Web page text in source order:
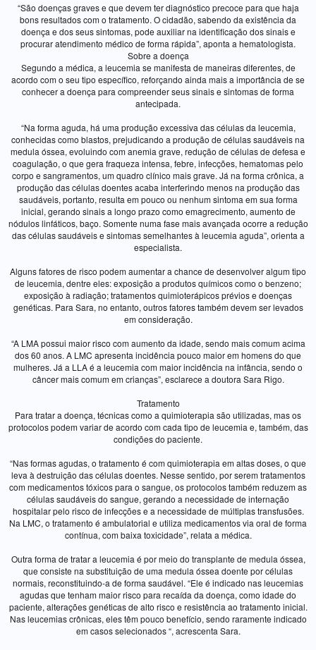
“São doenças graves e que devem ter diagnóstico precoce para que haja
bons resultados com o tratamento. O cidadão, sabendo da existência da
doença e dos seus sintomas, pode auxiliar na identificação dos sinais e
procurar atendimento médico de forma rápida”, aponta a hematologista.
Sobre a doença
Segundo a médica, a leucemia se manifesta de maneiras diferentes, de
acordo com o seu tipo específico, reforçando ainda mais a importância de se
conhecer a doença para compreender seus sinais e sintomas de forma
antecipada.
“Na forma aguda, há uma produção excessiva das células da leucemia,
conhecidas como blastos, prejudicando a produção de células saudáveis na
medula óssea, evoluindo com anemia grave, redução de células de defesa e
coagulação, o que gera fraqueza intensa, febre, infecções, hematomas pelo
corpo e sangramentos, um quadro clínico mais grave. Já na forma crônica, a
produção das células doentes acaba interferindo menos na produção das
saudáveis, portanto, resulta em pouco ou nenhum sintoma em sua forma
inicial, gerando sinais a longo prazo como emagrecimento, aumento de
nódulos linfáticos, baço. Somente numa fase mais avançada ocorre a redução
das células saudáveis e sintomas semelhantes à leucemia aguda”, orienta a
especialista.
Alguns fatores de risco podem aumentar a chance de desenvolver algum tipo
de leucemia, dentre eles: exposição a produtos químicos como o benzeno;
exposição à radiação; tratamentos quimioterápicos prévios e doenças
genéticas. Para Sara, no entanto, outros fatores também devem ser levados
em consideração.
“A LMA possui maior risco com aumento da idade, sendo mais comum acima
dos 60 anos. A LMC apresenta incidência pouco maior em homens do que
mulheres. Já a LLA é a leucemia com maior incidência na infância, sendo o
câncer mais comum em crianças”, esclarece a doutora Sara Rigo.
Tratamento
Para tratar a doença, técnicas como a quimioterapia são utilizadas, mas os
protocolos podem variar de acordo com cada tipo de leucemia e, também, das
condições do paciente.
“Nas formas agudas, o tratamento é com quimioterapia em altas doses, o que
leva à destruição das células doentes. Nesse sentido, por serem tratamentos
com medicamentos tóxicos para o sangue, os protocolos também reduzem as
células saudáveis do sangue, gerando a necessidade de internação
hospitalar pelo risco de infecções e a necessidade de múltiplas transfusões.
Na LMC, o tratamento é ambulatorial e utiliza medicamentos via oral de forma
contínua, com baixa toxicidade”, relata a médica.
Outra forma de tratar a leucemia é por meio do transplante de medula óssea,
que consiste na substituição de uma medula óssea doente por células
normais, reconstituindo-a de forma saudável. “Ele é indicado nas leucemias
agudas que tenham maior risco para recaída da doença, como idade do
paciente, alterações genéticas de alto risco e resistência ao tratamento inicial.
Nas leucemias crônicas, eles têm pouco benefício, sendo raramente indicado
em casos selecionados “, acrescenta Sara.